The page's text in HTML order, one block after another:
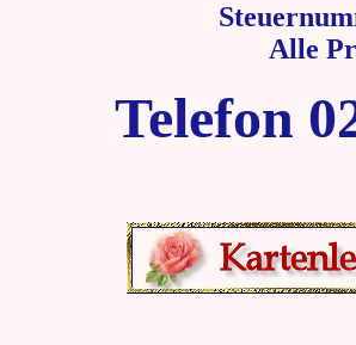
Alle
Telefon